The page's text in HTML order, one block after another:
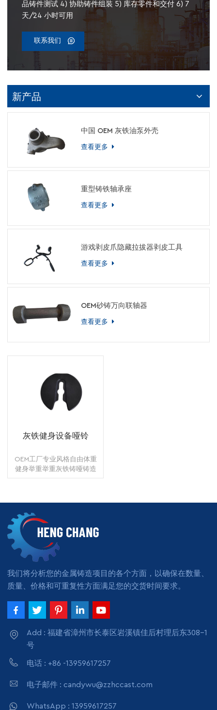
品铸件测试 4) 协助铸件组装 5) 库存零件和交付 6) 7
天/24 小时可用
联系我们
新产品
中国 OEM 灰铁油泵外壳
查看更多
重型铸铁轴承座
查看更多
游戏剥皮爪隐藏拉拔器剥皮工具
查看更多
OEM砂铸万向联轴器
查看更多
灰铁健身设备哑铃
OEM工厂专业风格自由体重
健身举重举重灰铁铸哑铸造
金属：灰色铸铁，GG15，
理：喷漆、阳极氧化、钝
化、电镀、镀锌、热镀锌、
抛光、电抛光、镀镍、发
黑、Geomet、Zintek
我们将分析您的金属铸造项目的各个方面，以确保在数量、
质量、价格和可重复性方面满足您的交货时间要求。
Add : 福建省漳州市长泰区岩溪镇佳后村理后东308-1
号
电话 : +86 -13959617257
电子邮件 : candywu@zzhccast.com
WhatsApp : 13959617257